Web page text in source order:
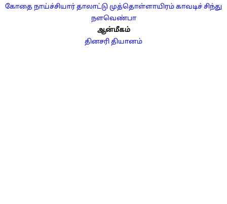
கோதை நாய்ச்சியார் தாலாட்டு முத்தொள்ளாயிரம்காவடிச் சிந்து
நளவெண்பா
ஆன்மீகம்
தினசரி தியானம்